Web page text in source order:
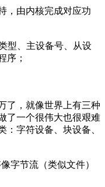
，由内核完成对应功
型、主设备号、从设
序；
了，就像世界上有三种
了一个很伟大也很艰难
：字符设备、块设备、
字节流（类似文件）